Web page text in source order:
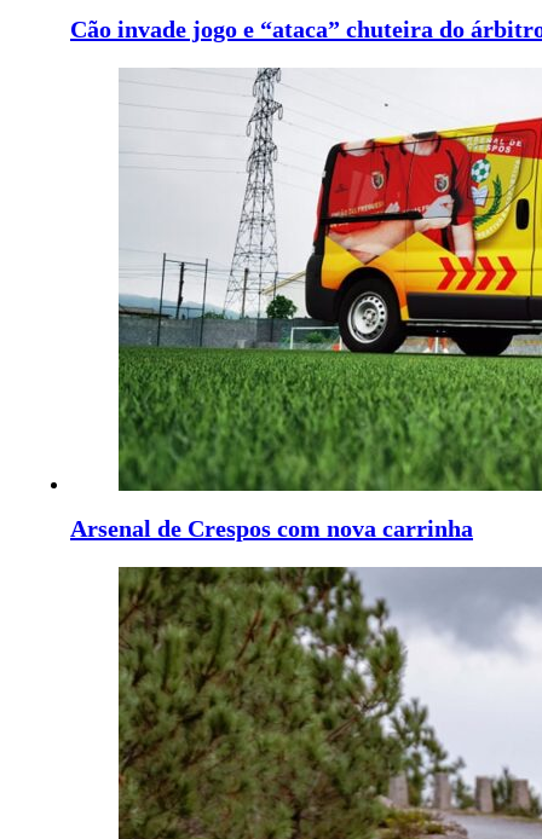
Cão invade jogo e “ataca” chuteira do
Arsenal de Crespos com nova carrinha